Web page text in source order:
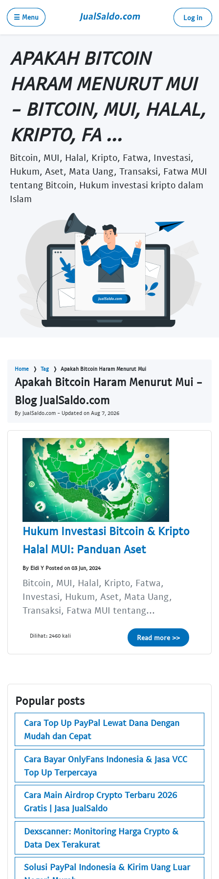
☰ Menu Log in
APAKAH BITCOIN
HARAM MENURUT MUI
- BITCOIN, MUI, HALAL,
KRIPTO, FA ...
Bitcoin, MUI, Halal, Kripto, Fatwa, Investasi,
Hukum, Aset, Mata Uang, Transaksi, Fatwa MUI
tentang Bitcoin, Hukum investasi kripto dalam
Islam
Home Tag Apakah Bitcoin Haram Menurut Mui
Apakah Bitcoin Haram Menurut Mui -
Blog JualSaldo.com
By JualSaldo.com - Updated on Aug 7, 2026
Hukum Investasi Bitcoin & Kripto
Halal MUI: Panduan Aset
By Eldi Y Posted on 03 Jun, 2024
Bitcoin, MUI, Halal, Kripto, Fatwa,
Investasi, Hukum, Aset, Mata Uang,
Transaksi, Fatwa MUI tentang...
Dilihat: 2460 kali Read more >>
Popular posts
Cara Top Up PayPal Lewat Dana Dengan
Mudah dan Cepat
Cara Bayar OnlyFans Indonesia & Jasa VCC
Top Up Terpercaya
Cara Main Airdrop Crypto Terbaru 2026
Gratis | Jasa JualSaldo
Dexscanner: Monitoring Harga Crypto &
Data Dex Terakurat
Solusi PayPal Indonesia & Kirim Uang Luar